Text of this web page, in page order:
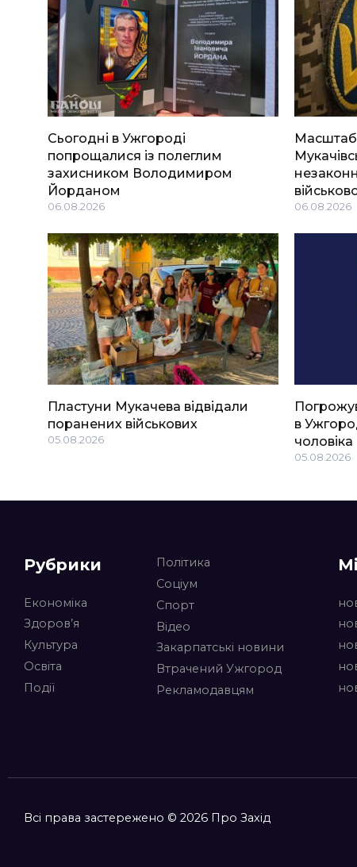
Сьогодні в Ужгороді
попрощалися із полеглим
захисником Володимиром
Йорданом
06.08.2026 06.08.2026
Пластуни Мукачева відвідали
поранених військових
05.08.2026
в
чоловіка
05.08.2026
Рубрики
Економіка
Здоров’я
Культура
Освіта
Події
Політика
Соціум
Спорт
Відео
Закарпатські новини
Втрачений Ужгород
Рекламодавцям
Всі права застережено © 2026 Про Захід